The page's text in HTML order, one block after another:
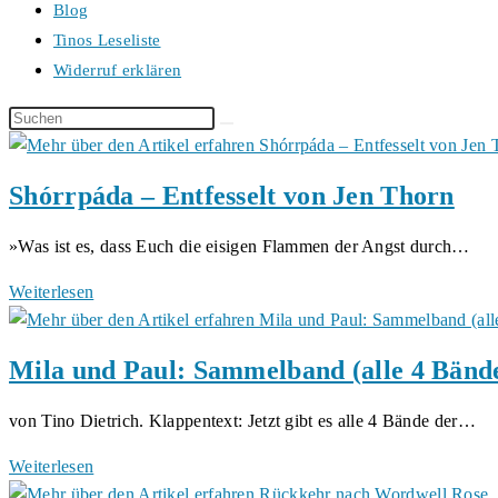
Blog
Tinos Leseliste
Widerruf erklären
Diese
Website
Shórrpáda – Entfesselt von Jen Thorn
»Was ist es, dass Euch die eisigen Flammen der Angst durch…
Weiterlesen
–
von
Thorn
Mila und Paul: Sammelband (alle 4
von Tino Dietrich. Klappentext: Jetzt gibt es alle 4 Bände der…
Weiterlesen
und